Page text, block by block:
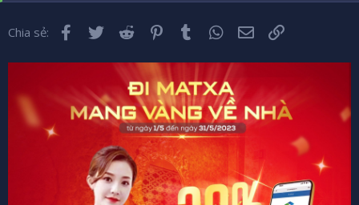
Nhấn để mở rộng...
Nhấn để mở rộng...
em nay sn 1984 lam tu nam 2002
Chia sẻ: Facebook
Twitter Reddit Pinterest
Tumblr WhatsApp
Email